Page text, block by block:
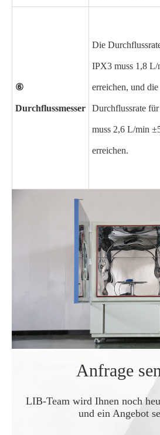
⑥
Durchflussmesser
Die
IPX3 muss 1,8
erreichen, und die
Durchflussrate
muss 2,6 L/min
erreichen.
Anfrage
LIB-Team wird Ihnen noch
und ein Angebot